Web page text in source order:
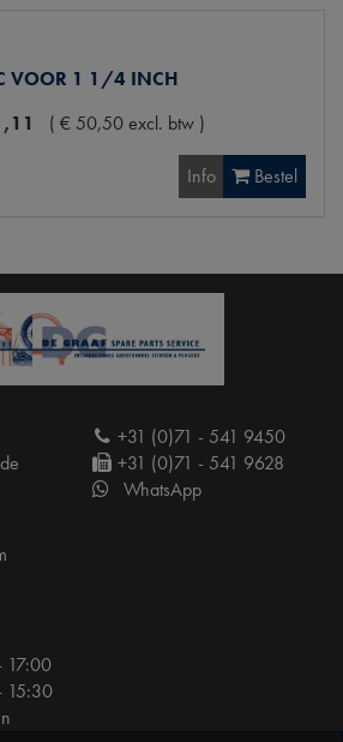
VOOR 1 1/4 INCH
,11 ( € 50,50excl. btw )
Info Bestel
+31 (0)71 - 541 9450
+31 (0)71 - 541 9628
WhatsApp
17:00
15:30